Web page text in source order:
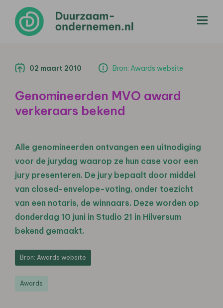
02 maart 2010 Bron: Awards website
Genomineerden MVO award
verkeraars bekend
Alle genomineerden ontvangen een uitnodiging
voor de jurydag waarop ze hun case voor een
jury presenteren. De jury bepaalt door middel
van closed-envelope-voting, onder toezicht
van een notaris, de winnaars. Deze worden op
donderdag 10 juni in Studio 21 in Hilversum
bekend gemaakt.
Bron: Awards website
Awards